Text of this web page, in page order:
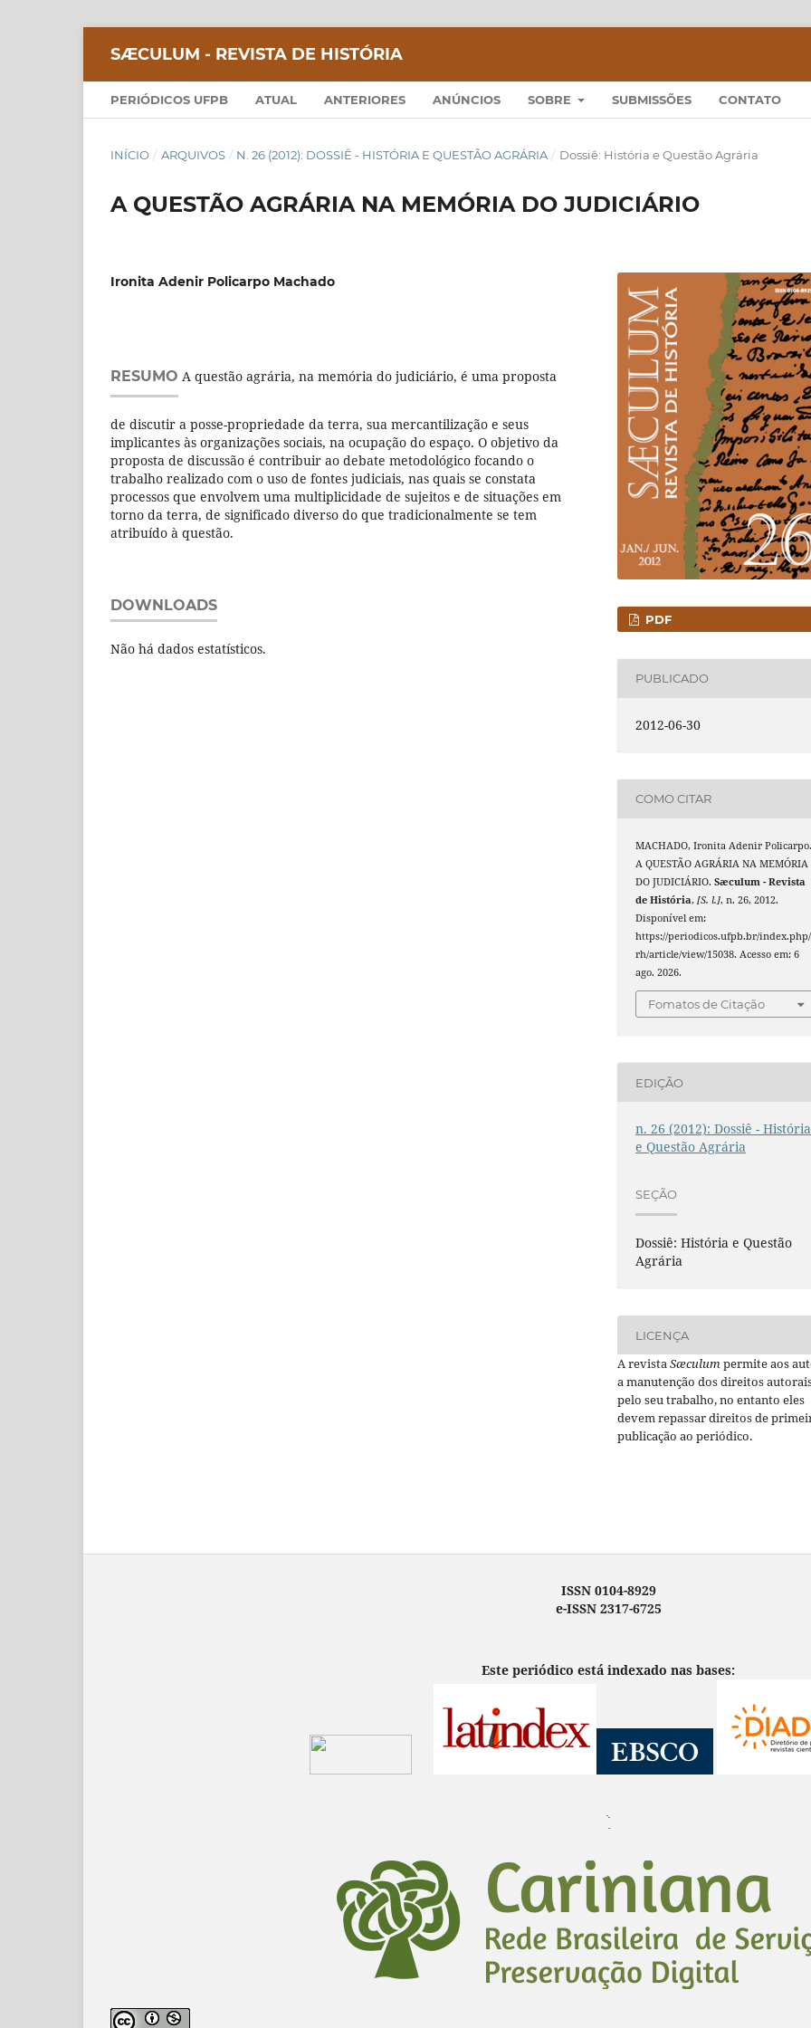
SÆCULUM - REVISTA DE HISTÓRIA
PERIÓDICOS UFPB ATUAL ANTERIORES ANÚNCIOS SOBRE SUBMISSÕES CONTATO
INÍCIO / ARQUIVOS / N. 26 (2012): DOSSIÊ - HISTÓRIA E QUESTÃO AGRÁRIA / Dossiê: História e Questão Agrária
A QUESTÃO AGRÁRIA NA MEMÓRIA DO JUDICIÁRIO
Ironita Adenir Policarpo Machado
RESUMO A questão agrária, na memória do judiciário, é uma proposta
de discutir a posse-propriedade da terra, sua mercantilização e seus
implicantes às organizações sociais, na ocupação do espaço. O objetivo da
proposta de discussão é contribuir ao debate metodológico focando o
trabalho realizado com o uso de fontes judiciais, nas quais se constata
processos que envolvem uma multiplicidade de sujeitos e de situações em
torno da terra, de significado diverso do que tradicionalmente se tem
atribuído à questão.
DOWNLOADS
Não há dados estatísticos.
PDF
PUBLICADO
2012-06-30
COMO CITAR
MACHADO, Ironita Adenir Policarpo.
A QUESTÃO AGRÁRIA NA MEMÓRIA
DO JUDICIÁRIO.Sæculum - Revista
de História,[S. l.], n. 26, 2012.
Disponível em:
https://periodicos.ufpb.br/
rh/article/view/15038. Acesso em: 6
ago. 2026.
Fomatos de Citação
EDIÇÃO
n. 26 (2012): Dossiê - História
e Questão Agrária
SEÇÃO
Dossiê: História e Questão
Agrária
LICENÇA
A revistaSæculumpermite aos
a manutenção dos direitos
pelo seu trabalho, no entanto eles
devem repassar direitos de
publicação ao periódico.
ISSN 0104-8929
e-ISSN 2317-6725
Este periódico está indexado nas bases:
¨